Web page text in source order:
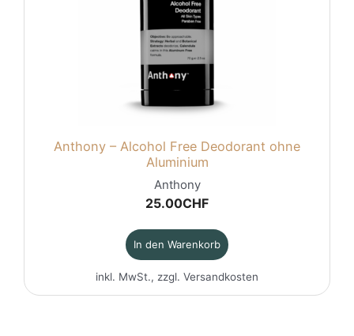
Anthony – Alcohol Free Deodorant ohne
Aluminium
Anthony
25.00CHF
In den Warenkorb
inkl. MwSt., zzgl. Versandkosten